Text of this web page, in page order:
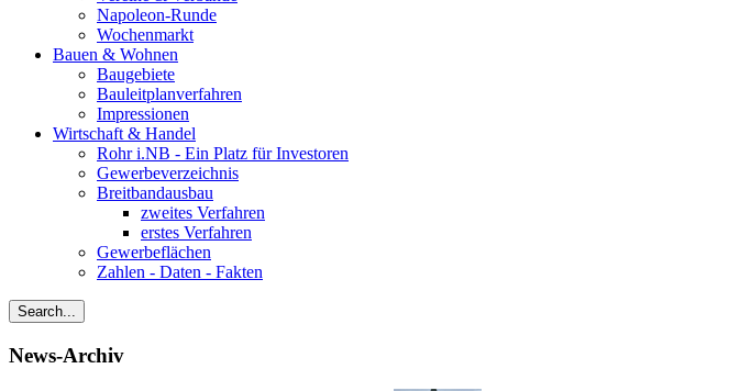
Napoleon-Runde
Wochenmarkt
Bauen & Wohnen
Baugebiete
Bauleitplanverfahren
Impressionen
Wirtschaft & Handel
Rohr i.NB - Ein Platz für Investoren
Gewerbeverzeichnis
Breitbandausbau
zweites Verfahren
erstes Verfahren
Gewerbeflächen
Zahlen - Daten - Fakten
News-Archiv